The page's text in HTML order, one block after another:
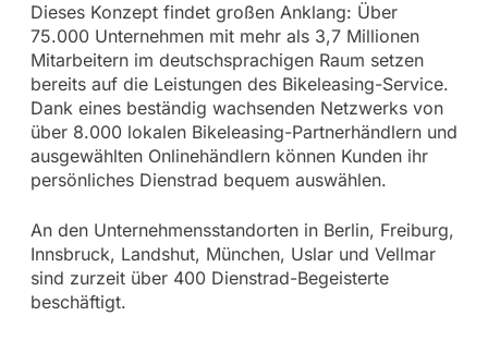
Dieses Konzept findet großen Anklang: Über
75.000 Unternehmen mit mehr als 3,7 Millionen
Mitarbeitern im deutschsprachigen Raum setzen
bereits auf die Leistungen des Bikeleasing-Service.
Dank eines beständig wachsenden Netzwerks von
über 8.000 lokalen Bikeleasing-Partnerhändlern und
ausgewählten Onlinehändlern können Kunden ihr
persönliches Dienstrad bequem auswählen.
An den Unternehmensstandorten in Berlin, Freiburg,
Innsbruck, Landshut, München, Uslar und Vellmar
sind zurzeit über 400 Dienstrad-Begeisterte
beschäftigt.